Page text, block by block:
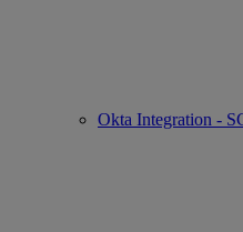
Okta Integration -